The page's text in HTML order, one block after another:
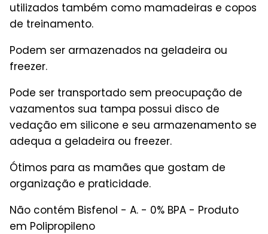
utilizados também como mamadeiras e copos
de treinamento.
Podem ser armazenados na geladeira ou
freezer.
Pode ser transportado sem preocupação de
vazamentos sua tampa possui disco de
vedação em silicone e seu armazenamento se
adequa a geladeira ou freezer.
Ótimos para as mamães que gostam de
organização e praticidade.
Não contém Bisfenol - A. - 0% BPA - Produto
em Polipropileno